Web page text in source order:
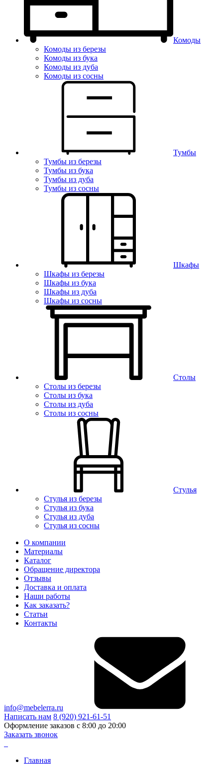
Комоды
Комоды из березы
Комоды из бука
Комоды из дуба
Комоды из сосны
Тумбы
Тумбы из березы
Тумбы из бука
Тумбы из дуба
Тумбы из сосны
Шкафы
Шкафы из березы
Шкафы из бука
Шкафы из дуба
Шкафы из сосны
Столы
Столы из березы
Столы из бука
Столы из дуба
Столы из сосны
Стулья
Стулья из березы
Стулья из бука
Стулья из дуба
Стулья из сосны
О компании
Материалы
Каталог
Обращение директора
Отзывы
Доставка и оплата
Наши работы
Как заказать?
Статьи
Контакты
info@mebelerra.ru
Написать нам 8 (920) 921-61-51
Оформление заказов с 8:00 до 20:00
Заказать звонок
Главная